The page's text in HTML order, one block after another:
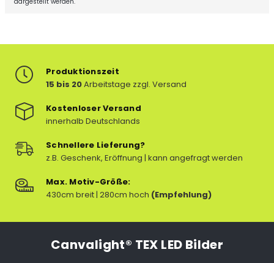
Produktionszeit
15 bis 20Arbeitstage zzgl. Versand
Kostenloser Versand
innerhalb Deutschlands
Schnellere Lieferung?
z.B. Geschenk, Eröffnung | kann angefragt werden
Max. Motiv-Größe:
430cm breit | 280cm hoch (Empfehlung)
Canvalight® TEX LED Bilder